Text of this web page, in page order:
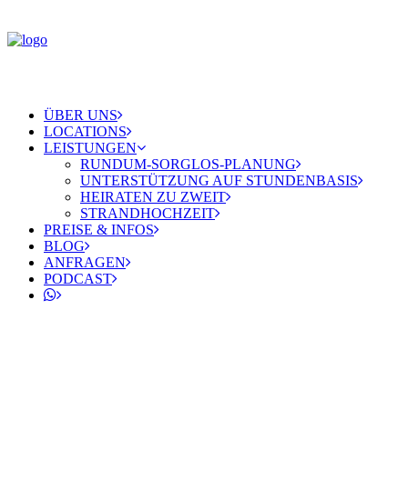
ÜBER UNS
LOCATIONS
LEISTUNGEN
RUNDUM-SORGLOS-PLANUNG
UNTERSTÜTZUNG AUF STUNDENBASIS
HEIRATEN ZU ZWEIT
STRANDHOCHZEIT
PREISE & INFOS
BLOG
ANFRAGEN
PODCAST